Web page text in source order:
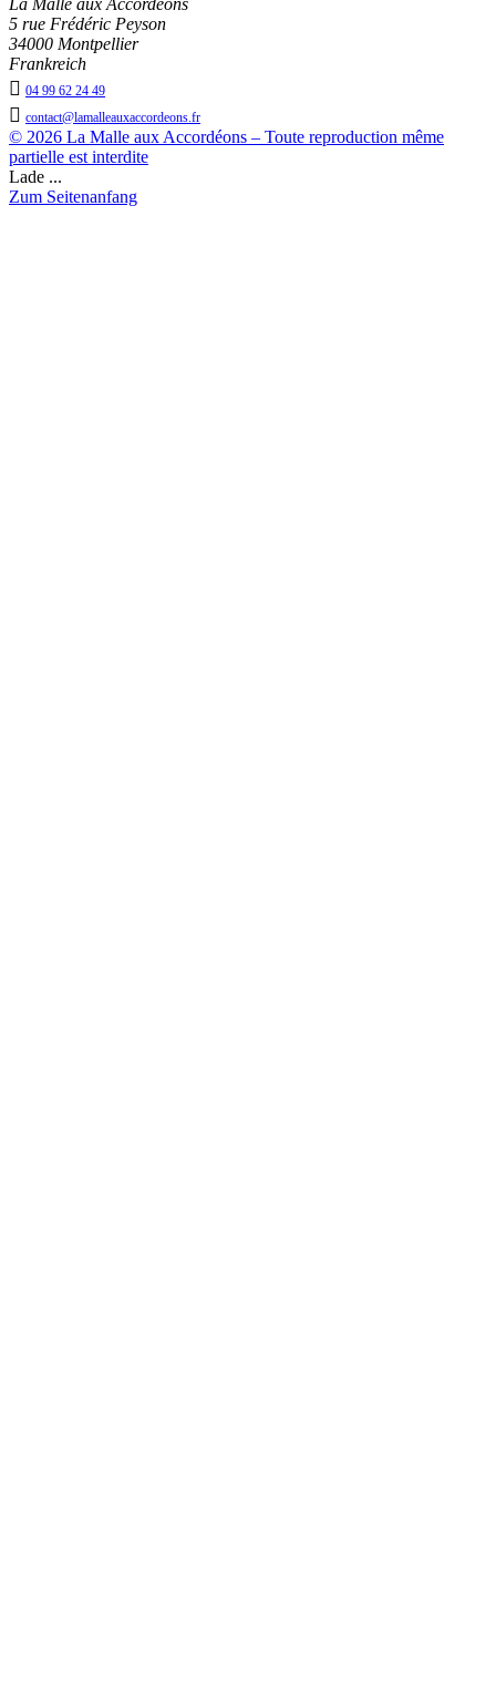
La Malle aux Accordéons
5 rue Frédéric Peyson
34000 Montpellier
Frankreich
 04 99 62 24 49
 contact@lamalleauxaccordeons.fr
© 2026 La Malle aux Accordéons – Toute reproduction même
partielle est interdite
Lade ...
Zum Seitenanfang